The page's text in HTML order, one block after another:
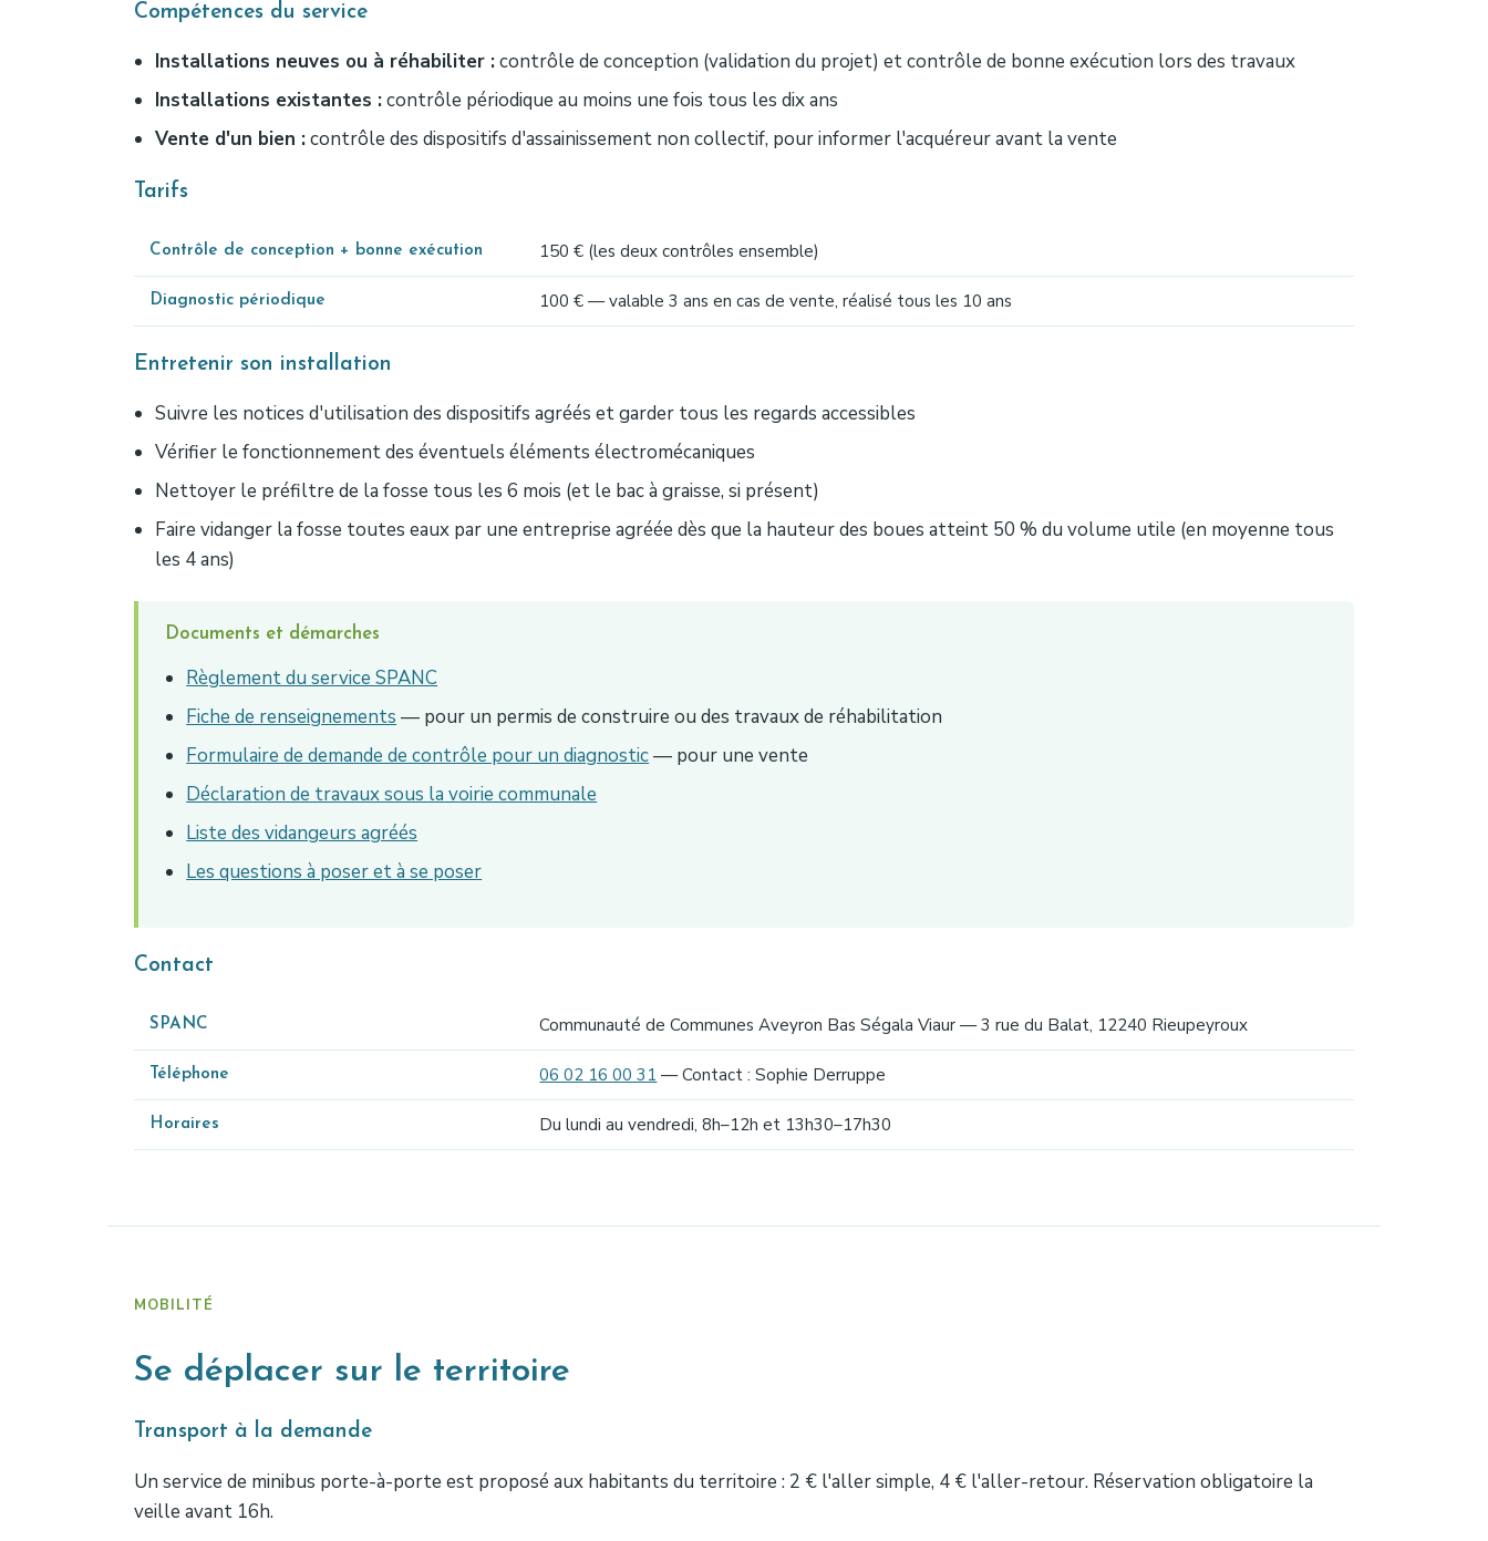
Compétences du service
Installations neuves ou à réhabiliter :contrôle de conception (validation du projet) et contrôle de bonne exécution lors des travaux
Installations existantes :contrôle périodique au moins une fois tous les dix ans
Vente d'un bien :contrôle des dispositifs d'assainissement non collectif, pour informer l'acquéreur avant la vente
Tarifs
Contrôle de conception + bonne exécution 150 € (les deux contrôles ensemble)
Diagnostic périodique 100 € — valable 3 ans en cas de vente, réalisé tous les 10 ans
Entretenir son installation
Suivre les notices d'utilisation des dispositifs agréés et garder tous les regards accessibles
Vérifier le fonctionnement des éventuels éléments électromécaniques
Nettoyer le préfiltre de la fosse tous les 6 mois (et le bac à graisse, si présent)
Faire vidanger la fosse toutes eaux par une entreprise agréée dès que la hauteur des boues atteint 50 % du volume utile (en moyenne tous
les 4 ans)
Documents et démarches
Règlement du service SPANC
Fiche de renseignements — pour un permis de construire ou des travaux de réhabilitation
Formulaire de demande de contrôle pour un diagnostic— pour une vente
Déclaration de travaux sous la voirie communale
Liste des vidangeurs agréés
Les questions à poser et à se poser
Contact
SPANC Communauté de Communes Aveyron Bas Ségala Viaur — 3 rue du Balat, 12240 Rieupeyroux
Téléphone 06 02 16 00 31 — Contact : Sophie Derruppe
Horaires Du lundi au vendredi, 8h–12h et 13h30–17h30
MOBILITÉ
Se déplacer sur le territoire
Transport à la demande
Un service de minibus porte-à-porte est proposé aux habitants du territoire : 2 € l'aller simple, 4 € l'aller-retour. Réservation obligatoire la
veille avant 16h.